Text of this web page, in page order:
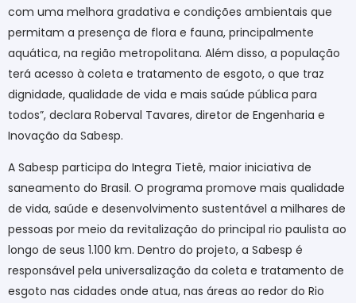
com uma melhora gradativa e condições ambientais que
permitam a presença de flora e fauna, principalmente
aquática, na região metropolitana. Além disso, a população
terá acesso à coleta e tratamento de esgoto, o que traz
dignidade, qualidade de vida e mais saúde pública para
todos”, declara Roberval Tavares, diretor de Engenharia e
Inovação da Sabesp.
A Sabesp participa do Integra Tietê, maior iniciativa de
saneamento do Brasil. O programa promove mais qualidade
de vida, saúde e desenvolvimento sustentável a milhares de
pessoas por meio da revitalização do principal rio paulista ao
longo de seus 1.100 km. Dentro do projeto, a Sabesp é
responsável pela universalização da coleta e tratamento de
esgoto nas cidades onde atua, nas áreas ao redor do Rio